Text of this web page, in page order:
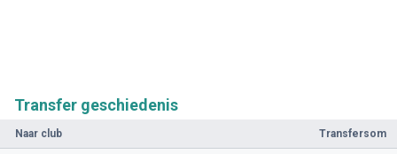
Transfer geschiedenis
Naar club Transfersom